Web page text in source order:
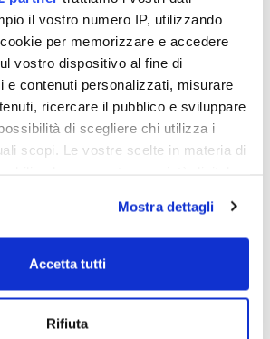
il vostro numero IP, utilizzando
per memorizzare e accedere
vostro dispositivo al fine di
e contenuti personalizzati, misurare
ricercare il pubblico e sviluppare
di scegliere chi utilizza i
scopi. Le vostre scelte in materia di
il proprio consenso in qualsiasi
sui cookie o facendo clic
della privacy.
vorremmo anche:
informazioni sulla tua posizione
Mostra dettagli
Accetta tutti
Rifiuta
€ 505,02
Jeanette Tisch Ø 120 cm